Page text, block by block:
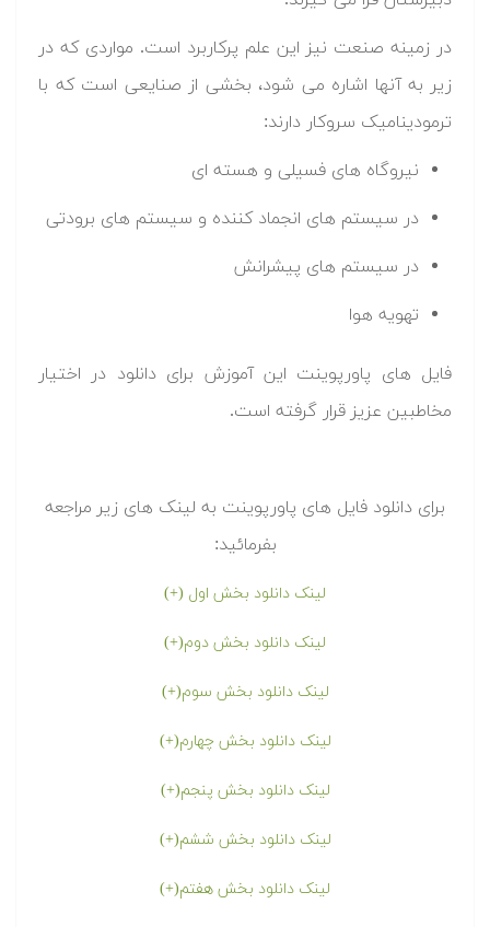
در زمینه صنعت نیز این علم پرکاربرد است. مواردی که در
زیر به آنها اشاره می شود، بخشی از صنایعی است که با
ترمودینامیک سروکار دارند:
نیروگاه های فسیلی و هسته ای
در سیستم های انجماد کننده و سیستم های برودتی
در سیستم های پیشرانش
تهویه هوا
فایل های پاورپوینت این آموزش برای دانلود در اختیار
مخاطبین عزیز قرار گرفته است.
برای دانلود فایل های پاورپوینت به لینک های زیر مراجعه
بفرمائید:
لینک دانلود بخش اول (+)
لینک دانلود بخش دوم(+)
لینک دانلود بخش سوم(+)
لینک دانلود بخش چهارم(+)
لینک دانلود بخش پنجم(+)
لینک دانلود بخش ششم(+)
لینک دانلود بخش هفتم(+)